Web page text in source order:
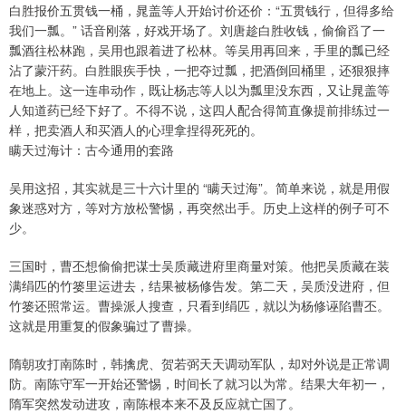
白胜报价五贯钱一桶，晁盖等人开始讨价还价：“五贯钱行，但得多给
我们一瓢。” 话音刚落，好戏开场了。刘唐趁白胜收钱，偷偷舀了一
瓢酒往松林跑，吴用也跟着进了松林。等吴用再回来，手里的瓢已经
沾了蒙汗药。白胜眼疾手快，一把夺过瓢，把酒倒回桶里，还狠狠摔
在地上。这一连串动作，既让杨志等人以为瓢里没东西，又让晁盖等
人知道药已经下好了。不得不说，这四人配合得简直像提前排练过一
样，把卖酒人和买酒人的心理拿捏得死死的。
瞒天过海计：古今通用的套路
吴用这招，其实就是三十六计里的 “瞒天过海”。简单来说，就是用假
象迷惑对方，等对方放松警惕，再突然出手。历史上这样的例子可不
少。
三国时，曹丕想偷偷把谋士吴质藏进府里商量对策。他把吴质藏在装
满绢匹的竹篓里运进去，结果被杨修告发。第二天，吴质没进府，但
竹篓还照常运。曹操派人搜查，只看到绢匹，就以为杨修诬陷曹丕。
这就是用重复的假象骗过了曹操。
隋朝攻打南陈时，韩擒虎、贺若弼天天调动军队，却对外说是正常调
防。南陈守军一开始还警惕，时间长了就习以为常。结果大年初一，
隋军突然发动进攻，南陈根本来不及反应就亡国了。